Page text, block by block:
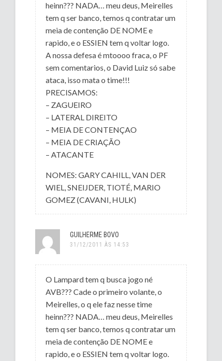
heinn??? NADA… meu deus, Meirelles
tem q ser banco, temos q contratar um
meia de contenção DE NOME e
rapido, e o ESSIEN tem q voltar logo.
A nossa defesa é mtoooo fraca, o PF
sem comentarios, o David Luiz só sabe
ataca, isso mata o time!!!
PRECISAMOS:
– ZAGUEIRO
– LATERAL DIREITO
– MEIA DE CONTENÇAO
– MEIA DE CRIAÇÃO
– ATACANTE
NOMES: GARY CAHILL, VAN DER
WIEL, SNEIJDER, TIOTÉ, MARIO
GOMEZ (CAVANI, HULK)
GUILHERME BOVO
31/12/2011 ÀS 14:53
O Lampard tem q busca jogo né
AVB??? Cade o primeiro volante, o
Meirelles, o q ele faz nesse time
heinn??? NADA… meu deus, Meirelles
tem q ser banco, temos q contratar um
meia de contenção DE NOME e
rapido, e o ESSIEN tem q voltar logo.